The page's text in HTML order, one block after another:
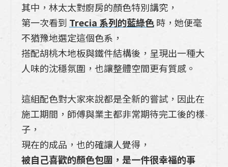
《takara廚具尺寸大公開》：日式廚具足
元抽是什麼?７個琺瑯廚具使用心得
室內裝潢基礎知識：新手必備的設計術語，
一次了解20個常見裝修術語室內裝潢
作差在哪裡?系統櫃設計如何進行室內裝
潢？
《Takara Standard日式廚具》lemure
系列有什麼特別?特色分析一次看
其中，林太太對廚房的顏色特別講究，
第一次看到 Trecia 系列的藍綠色時，她便毫
不猶豫地選定這個色系，
搭配胡桃木地板與鐵件結構後，呈現出一種大
人味的沈穩氛圍，也讓整體空間更有質感。
這組配色對大家來說都是全新的嘗試，因此在
施工期間，師傅與業主都非常期待完工後的樣
子，
現在的成品，也的確讓人覺得，
被自己喜歡的顏色包圍，是一件很幸福的事